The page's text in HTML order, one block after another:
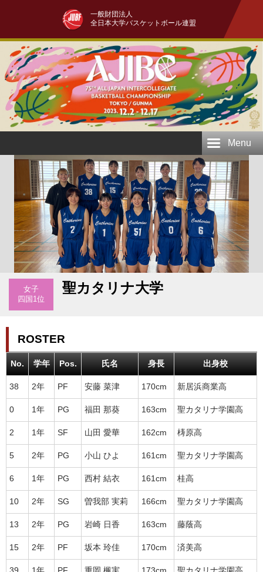
一般財団法人
全日本大学バスケットボール連盟
Menu
女子
四国1位
聖カタリナ大学
ROSTER
No. 学年 Pos. 氏名 身長 出身校
38 2年 PF 安藤 菜津 170cm 新居浜商業高
0 1年 PG 福田 那葵 163cm 聖カタリナ学園高
2 1年 SF 山田 愛華 162cm 梼原高
5 2年 PG 小山 ひよ 161cm 聖カタリナ学園高
6 1年 PG 西村 結衣 161cm 桂高
10 2年 SG 曽我部 実莉 166cm 聖カタリナ学園高
13 2年 PG 岩崎 日香 163cm 藤蔭高
15 2年 PF 坂本 玲佳 170cm 済美高